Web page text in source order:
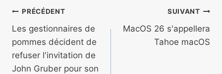
Navigation
de
l’article
PRÉCÉDENT
Les gestionnaires de
pommes décident de
refuser l'invitation de
John Gruber pour son
SUIVANT
MacOS 26 s'appellera
Tahoe macOS